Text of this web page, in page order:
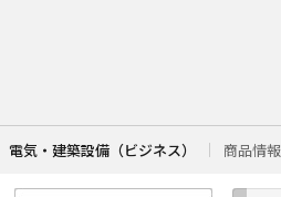
電気・建築設備（ビジネス） 商品情報